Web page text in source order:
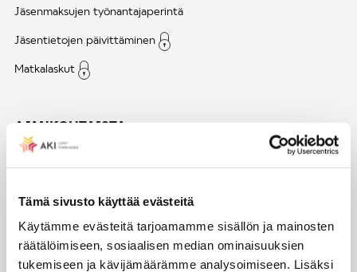
Tämä sivusto käyttää evästeitä
Käytämme evästeitä tarjoamamme sisällön ja mainosten
räätälöimiseen, sosiaalisen median ominaisuuksien
tukemiseen ja kävijämäärämme analysoimiseen. Lisäksi
Jäsenmaksujen työnantajaperintä
Jäsentietojen päivittäminen
Matkalaskut
AJANKOHTAISTA
Crux-lehti